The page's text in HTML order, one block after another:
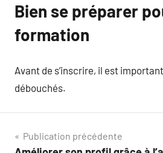
Bien se préparer
formation
Avant de s’inscrire, il est
débouchés.
Navigation
Publication précédente